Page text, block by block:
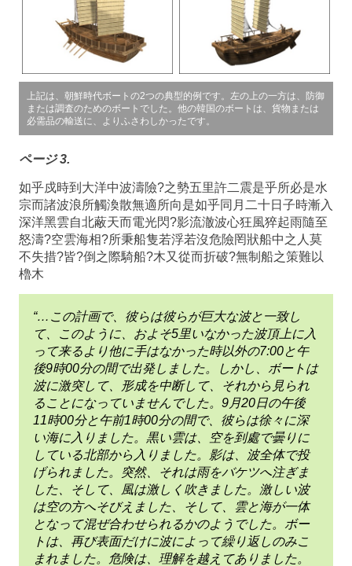
上記は、朝鮮時代ボートの2つの典型的例です。左の上の一方は、防御
または調査のためのボートでした。他の韓国のボートは、貨物または
必需品の輸送に、よりふさわしかったです。
ページ 3.
如乎戍時到大洋中波濤險?之勢五里許二震是乎所必是水
宗而諸波浪所觸渙散無適所向是如乎同月二十日子時漸入
深洋黑雲自北蔽天而電光閃?影流澈波心狂風猝起雨隨至
怒濤?空雲海相?所秉船隻若浮若沒危險罔狀船中之人莫
不失措?皆?倒之際騎船?木又從而折破?無制船之策難以
櫓木
“…この計画で、彼らは彼らが巨大な波と一致し
て、このように、およそ5里いなかった波頂上に入
って来るより他に手はなかった時以外の7:00と午
後9時00分の間で出発しました。しかし、ボートは
波に激突して、形成を中断して、それから見られ
ることになっていませんでした。9月20日の午後
11時00分と午前1時00分の間で、彼らは徐々に深
い海に入りました。黒い雲は、空を到處で曇りに
している北部から入りました。影は、波全体で投
げられました。突然、それは雨をバケツへ注ぎま
した、そして、風は激しく吹きました。激しい波
は空の方へそびえました、そして、雲と海が一体
となって混ぜ合わせられるかのようでした。ボー
トは、再び表面だけに波によって繰り返しのみこ
まれました。危険は、理解を越えてありました。